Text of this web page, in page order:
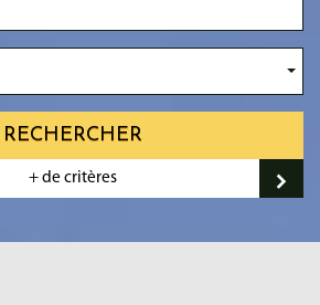
RECHERCHER
+ de critères